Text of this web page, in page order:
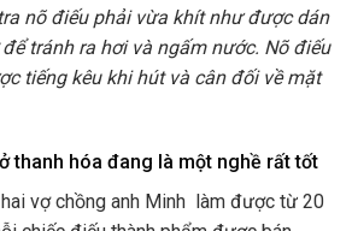
nõ điếu phải vừa khít như được dán
tránh ra hơi và ngấm nước. Nõ điếu
tiếng kêu khi hút và cân đối về mặt
thanh hóa đang là một nghề rất tốt
vợ chồng anh Minh làm được từ 20